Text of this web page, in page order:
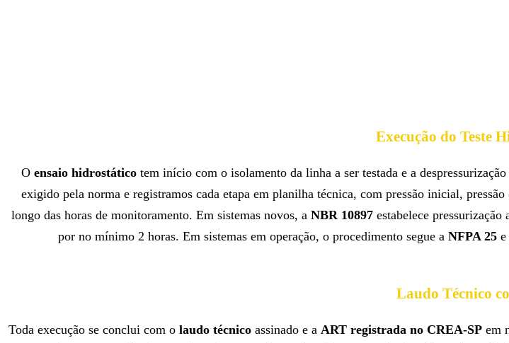
Execução do Teste
O ensaio hidrostáticotem início com o isolamento da linha a ser testada e a
exigido pela norma e registramos cada etapa em planilha técnica, com pressão inicial,
longo das horas de monitoramento. Em sistemas novos, a NBR 10897 estabelece pressurização
por no mínimo 2 horas. Em sistemas em operação, o procedimento segue a NFPA 25e
Laudo Técnico
Toda execução se conclui com o laudo técnicoassinado e a ART registrada no CREA-SPem